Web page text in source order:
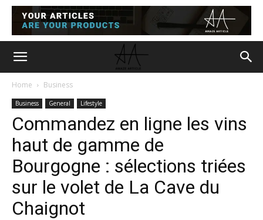
Home Business
Business General Lifestyle
Commandez en ligne les vins
haut de gamme de
Bourgogne : sélections triées
sur le volet de La Cave du
Chaignot